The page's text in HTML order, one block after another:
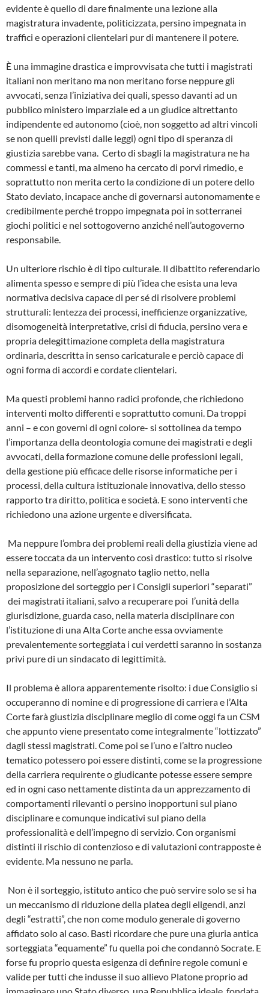
evidente è quello di dare finalmente una lezione alla
magistratura invadente, politicizzata, persino impegnata in
traffici e operazioni clientelari pur di mantenere il potere.
È una immagine drastica e improvvisata che tutti i magistrati
italiani non meritano ma non meritano forse neppure gli
avvocati, senza l’iniziativa dei quali, spesso davanti ad un
pubblico ministero imparziale ed a un giudice altrettanto
indipendente ed autonomo (cioè, non soggetto ad altri vincoli
se non quelli previsti dalle leggi) ogni tipo di speranza di
giustizia sarebbe vana. Certo di sbagli la magistratura ne ha
commessi e tanti, ma almeno ha cercato di porvi rimedio, e
soprattutto non merita certo la condizione di un potere dello
Stato deviato, incapace anche di governarsi autonomamente e
credibilmente perché troppo impegnata poi in sotterranei
giochi politici e nel sottogoverno anziché nell’autogoverno
responsabile.
Un ulteriore rischio è di tipo culturale. Il dibattito referendario
alimenta spesso e sempre di più l’idea che esista una leva
normativa decisiva capace di per sé di risolvere problemi
strutturali: lentezza dei processi, inefficienze organizzative,
disomogeneità interpretative, crisi di fiducia, persino vera e
propria delegittimazione completa della magistratura
ordinaria, descritta in senso caricaturale e perciò capace di
ogni forma di accordi e cordate clientelari.
Ma questi problemi hanno radici profonde, che richiedono
interventi molto differenti e soprattutto comuni. Da troppi
anni – e con governi di ogni colore- si sottolinea da tempo
l’importanza della deontologia comune dei magistrati e degli
avvocati, della formazione comune delle professioni legali,
della gestione più efficace delle risorse informatiche per i
processi, della cultura istituzionale innovativa, dello stesso
rapporto tra diritto, politica e società. E sono interventi che
richiedono una azione urgente e diversificata.
Ma neppure l’ombra dei problemi reali della giustizia viene ad
essere toccata da un intervento così drastico: tutto si risolve
nella separazione, nell’agognato taglio netto, nella
proposizione del sorteggio per i Consigli superiori “separati”
dei magistrati italiani, salvo a recuperare poi l’unità della
giurisdizione, guarda caso, nella materia disciplinare con
l’istituzione di una Alta Corte anche essa ovviamente
prevalentemente sorteggiata i cui verdetti saranno in sostanza
privi pure di un sindacato di legittimità.
Il problema è allora apparentemente risolto: i due Consiglio si
occuperanno di nomine e di progressione di carriera e l’Alta
Corte farà giustizia disciplinare meglio di come oggi fa un CSM
che appunto viene presentato come integralmente “lottizzato”
dagli stessi magistrati. Come poi se l’uno e l’altro nucleo
tematico potessero poi essere distinti, come se la progressione
della carriera requirente o giudicante potesse essere sempre
ed in ogni caso nettamente distinta da un apprezzamento di
comportamenti rilevanti o persino inopportuni sul piano
disciplinare e comunque indicativi sul piano della
professionalità e dell’impegno di servizio. Con organismi
distinti il rischio di contenzioso e di valutazioni contrapposte è
evidente. Ma nessuno ne parla.
Non è il sorteggio, istituto antico che può servire solo se si ha
un meccanismo di riduzione della platea degli eligendi, anzi
degli “estratti”, che non come modulo generale di governo
affidato solo al caso. Basti ricordare che pure una giuria antica
sorteggiata “equamente” fu quella poi che condannò Socrate. E
forse fu proprio questa esigenza di definire regole comuni e
valide per tutti che indusse il suo allievo Platone proprio ad
immaginare uno Stato diverso, una Repubblica ideale, fondata